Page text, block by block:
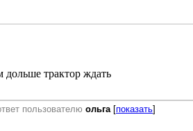
трактор ждать
пользователю ольга[показать]